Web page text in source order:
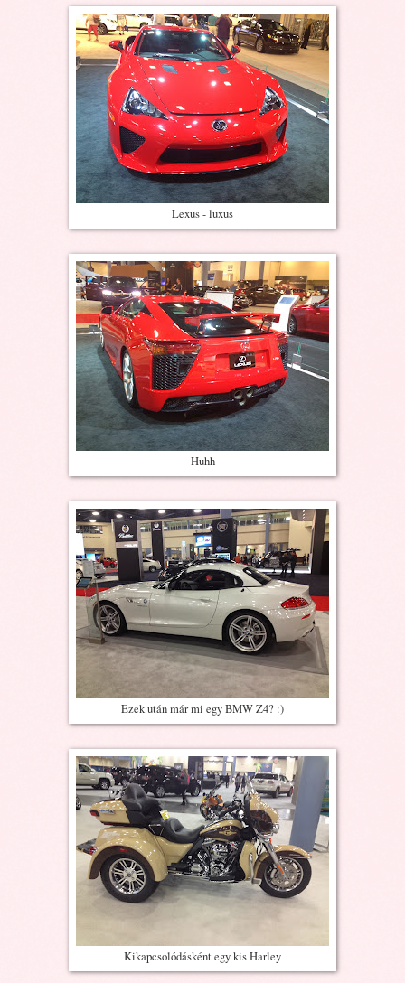
Lexus - luxus
Huhh
Ezek után már mi egy BMW Z4? :)
Kikapcsolódásként egy kis Harley